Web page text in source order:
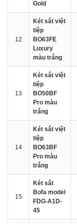
Gold
12
Két sắt việt
tiệp
BO63FE
Luxury
màu trắng
13
Két sắt việt
tiệp
BO50BF
Pro màu
trắng
14
Két sắt việt
tiệp
BO63BF
Pro màu
trắng
15
Két sắt
Bofa model
FDG-A1D-
45